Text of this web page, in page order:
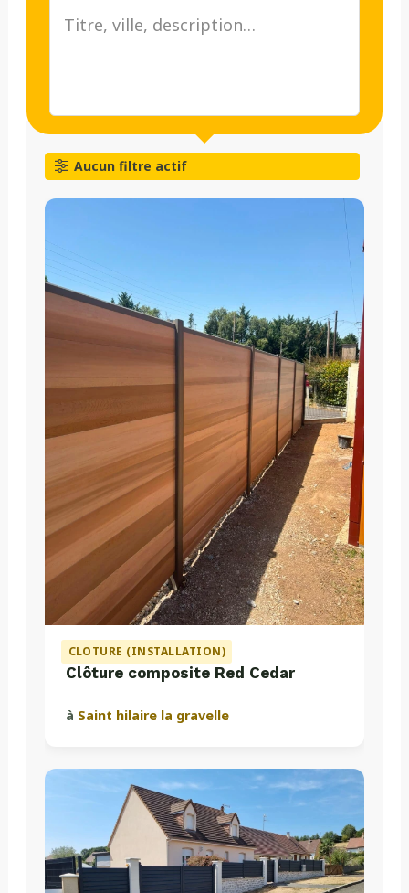
Aucun filtre actif
CLOTURE (INSTALLATION)
Clôture composite Red Cedar
à Saint hilaire la gravelle